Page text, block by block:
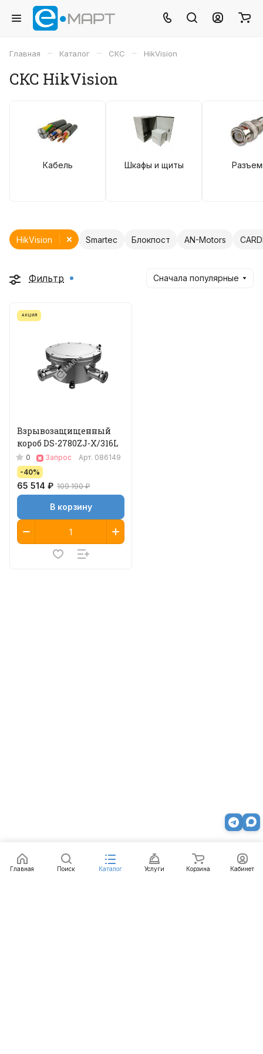
Главная – Каталог – СКС – HikVision
СКС HikVision
Кабель Шкафы и щиты
Smartec Блокпост AN-Motors
HikVision
Фильтр Сначала популярные
АКЦИЯ
Взрывозащищенный
короб DS-2780ZJ-X/316L
0 Запрос Арт. 086149
-40%
65 514 ₽ 109 190 ₽
В корзину
Главная Поиск Каталог Услуги Корзина Кабинет